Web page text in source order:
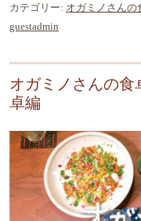
カテゴリー: オガミノさんの
guestadmin
オガミノさんの食
卓編